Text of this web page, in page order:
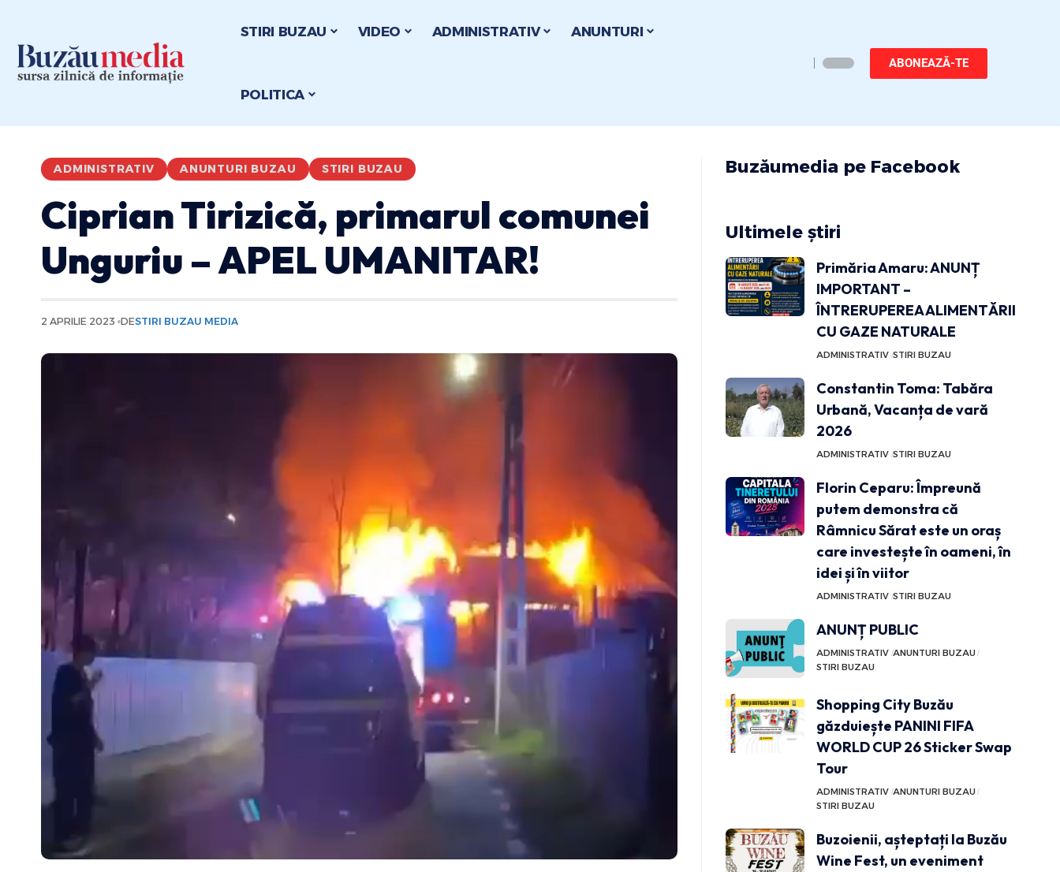
STIRI BUZAU VIDEO ADMINISTRATIV ANUNTURI
POLITICA
ABONEAZĂ-TE
ADMINISTRATIV ANUNTURI BUZAU STIRI BUZAU
Ciprian Tirizică, primarul comunei
Unguriu – APEL UMANITAR!
2 APRILIE 2023 DESTIRI BUZAU MEDIA
Buzăumedia pe Facebook
Ultimele știri
Primăria Amaru: ANUNȚ
IMPORTANT –
ÎNTRERUPEREA ALIMENTĂRII
CU GAZE NATURALE
ADMINISTRATIV STIRI BUZAU
Constantin Toma: Tabăra
Urbană, Vacanța de vară
2026
ADMINISTRATIV STIRI BUZAU
Florin Ceparu: Împreună
putem demonstra că
Râmnicu Sărat este un oraș
care investește în oameni, în
idei și în viitor
ADMINISTRATIV STIRI BUZAU
ANUNȚ PUBLIC
ADMINISTRATIV ANUNTURI BUZAU
STIRI BUZAU
Shopping City Buzău
găzduiește PANINI FIFA
WORLD CUP 26 Sticker Swap
Tour
ADMINISTRATIV ANUNTURI BUZAU
STIRI BUZAU
Buzoienii, așteptați la Buzău
Wine Fest, un eveniment